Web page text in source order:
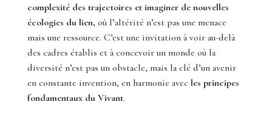
complexité des trajectoires et imaginer de nouvelles
écologies du lien, où l’altérité n’est pas une menace
mais une ressource. C’est une invitation à voir au-delà
des cadres établis et à concevoir un monde où la
diversité n’est pas un obstacle, mais la clé d’un avenir
en constante invention, en harmonie avec les principes
fondamentaux du Vivant.